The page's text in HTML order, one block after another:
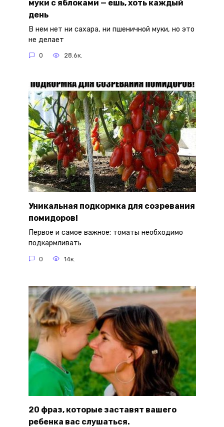
муки с яблоками — ешь, хоть каждый
день
В нем нет ни сахара, ни пшеничной муки, но это
не делает
0 28.6к.
Уникальная подкормка для созревания
помидоров!
Первое и самое важное: томаты необходимо
подкармливать
0 14к.
20 фраз, которые заставят вашего
ребенка вас слушаться.